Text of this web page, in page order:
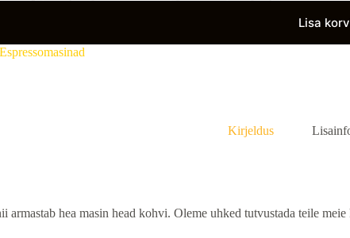
Lisa
Espressomasinad
Kirjeldus
armastab hea masin head kohvi. Oleme uhked tutvustada teile